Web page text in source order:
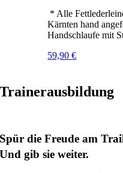
* Alle
Kärnten hand
Handschlaufe mit
59,90€
Trainerausbildung
Spür die Freude am
Und gib sie weiter.